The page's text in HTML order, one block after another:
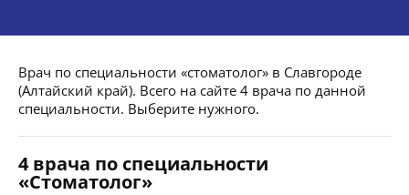
Врач по специальности «стоматолог» в Славгороде
(Алтайский край). Всего на сайте 4 врача по данной
специальности. Выберите нужного.
4 врача по специальности
«Стоматолог»